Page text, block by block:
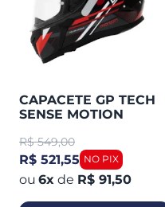
CAPACETE GP TECH
SENSE MOTION
R$ 549,00
R$ 521,55
6x de R$ 91,50